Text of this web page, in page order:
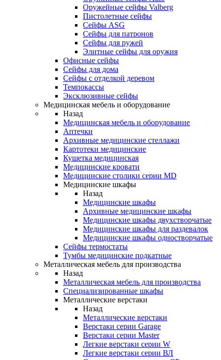
Оружейные сейфы Valberg
Пистолетные сейфы
Сейфы ASG
Сейфы для патронов
Сейфы для ружей
Элитные сейфы для оружия
Офисные сейфы
Сейфы для дома
Сейфы с отделкой деревом
Темпокассы
Эксклюзивные сейфы
Медицинская мебель и оборудование
Назад
Медицинская мебель и оборудование
Аптечки
Архивные медицинские стеллажи
Картотеки медицинские
Кушетка медицинская
Медицинские кровати
Медицинские столики серии MD
Медицинские шкафы
Назад
Медицинские шкафы
Архивные медицинские шкафы
Медицинские шкафы двухстворчатые
Медицинские шкафы для раздевалок
Медицинские шкафы одностворчатые
Сейфы термостаты
Тумбы медицинские подкатные
Металлическая мебель для производства
Назад
Металлическая мебель для производства
Cпециализированные шкафы
Металлические верстаки
Назад
Металлические верстаки
Верстаки серии Garage
Верстаки серии Master
Легкие верстаки серии W
Легкие верстаки серии ВЛ